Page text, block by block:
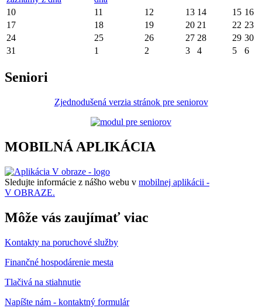
10 11 12 13 14 15 16
17
18 19 20 21 22 23
24
25 26 27 28 29 30
31
1 2 3 4 5 6
Seniori
Zjednodušená verzia stránok pre seniorov
MOBILNÁ APLIKÁCIA
Sledujte informácie z nášho webu v mobilnej aplikácii -
V OBRAZE.
Môže vás zaujímať viac
Kontakty na poruchové služby
Finančné hospodárenie mesta
Tlačivá na stiahnutie
Napíšte nám - kontaktný formulár